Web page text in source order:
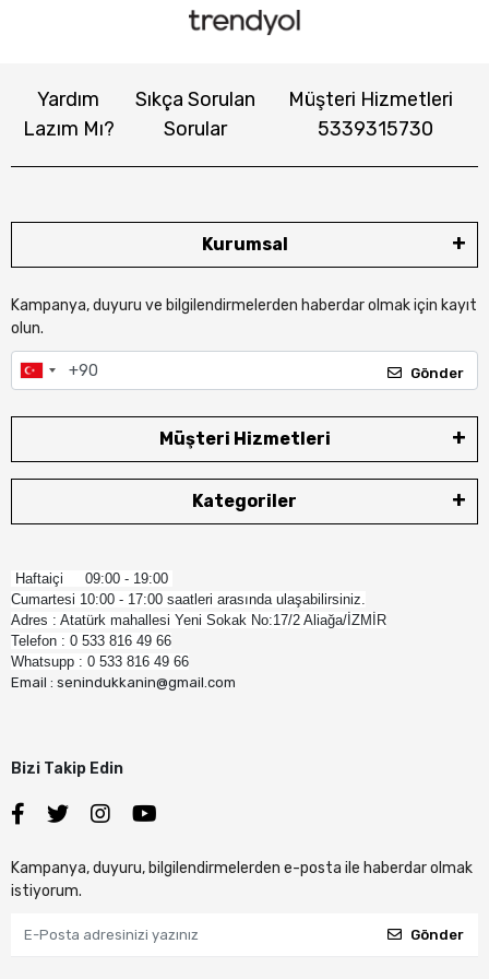
Yardım
Lazım Mı?
Sıkça Sorulan
Sorular
Müşteri Hizmetleri
5339315730
Kurumsal
Kampanya, duyuru ve bilgilendirmelerden haberdar olmak için kayıt
olun.
Gönder
Müşteri Hizmetleri
Kategoriler
Haftaiçi 09:00 - 19:00
Cumartesi 10:00 - 17:00 saatleri arasında ulaşabilirsiniz.
Adres : Atatürk mahallesi Yeni Sokak No:17/2 Aliağa/İZMİR
Telefon : 0 533 816 49 66
Whatsupp : 0 533 816 49 66
Email : senindukkanin@gmail.com
Bizi Takip Edin
Kampanya, duyuru, bilgilendirmelerden e-posta ile haberdar olmak
istiyorum.
Gönder